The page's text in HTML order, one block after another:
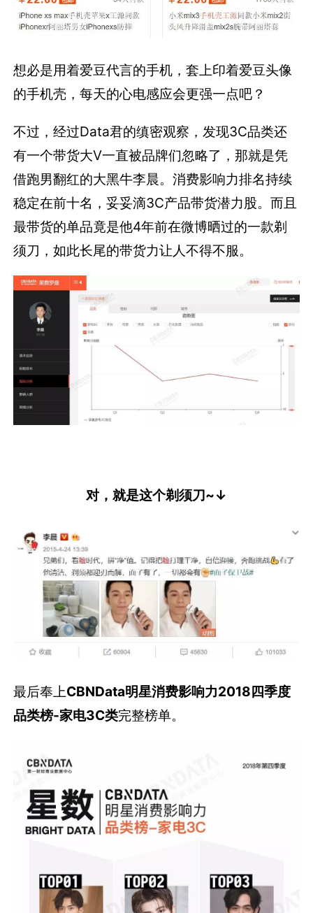
想必是用着爱豆代言的手机，套上印着爱豆头像
的手机壳，每天的心电感应会更强一点吧？
不过，经过Data君的缜密观察，发现3C品类还
有一个带货大V一直被品牌们忽略了，那就是凭
借跑男翻红的大黑牛李晨。消费影响力排名持续
稳定在前十名，妥妥滴3C产品带货潜力股。而且
最带货的单品竟是他4年前在微博晒过的一款剃
须刀，如此长尾的带货力让人不得不服。
对，就是这个剃须刀~↓
最后奉上CBNData明星消费影响力2018四季度
品类榜-家电3C类完整榜单。